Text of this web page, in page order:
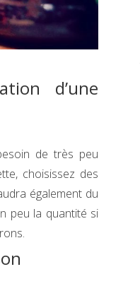
d’une
de très peu
choisissez des
également du
peu la quantité si